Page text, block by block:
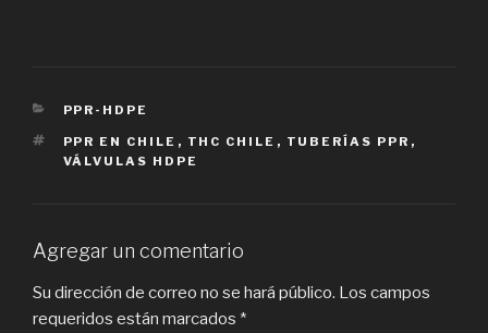
CATEGORIES
PPR-HDPE
TAGS
PPR EN CHILE , THC CHILE , TUBERÍAS PPR ,
VÁLVULAS HDPE
Agregar un comentario
Su dirección de correo no se hará público. Los campos
requeridos están marcados *